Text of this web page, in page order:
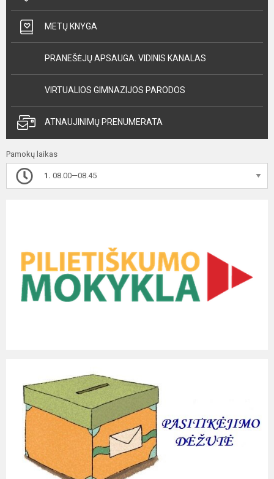
METŲ KNYGA
PRANEŠĖJŲ APSAUGA. VIDINIS KANALAS
VIRTUALIOS GIMNAZIJOS PARODOS
ATNAUJINIMŲ PRENUMERATA
Pamokų laikas
1. 08.00—08.45